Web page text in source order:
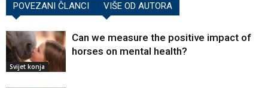
POVEZANI ČLANCI VIŠE OD AUTORA
Svijet konja
Can we measure the positive impact of
horses on mental health?